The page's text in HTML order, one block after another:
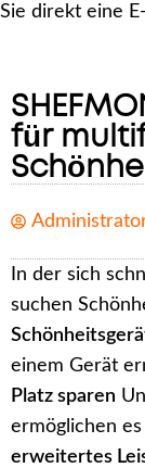
Sie direkt eine
für
In der sich
suchen
einem Gerät
Platz sparen
ermöglichen es
erweitertes